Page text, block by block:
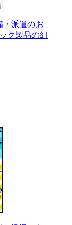
・派遣のお
ク製品の組